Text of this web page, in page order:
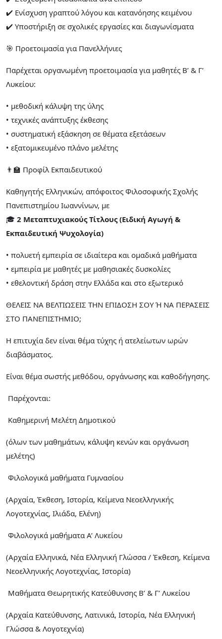
✔️ Ενίσχυση γραπτού λόγου και κατανόησης κειμένου
✔️ Υποστήριξη σε σχολικές εργασίες και διαγωνίσματα
🎯 Προετοιμασία για Πανελλήνιες
Παρέχεται οργανωμένη προετοιμασία για μαθητές Β’ & Γ’
Λυκείου:
• μεθοδική κάλυψη της ύλης
• τεχνικές ανάπτυξης έκθεσης
• συστηματική εξάσκηση σε θέματα εξετάσεων
• εξατομικευμένο πλάνο μελέτης
👨‍🏫 Προφίλ Εκπαιδευτικού
Καθηγητής Ελληνικών, απόφοιτος Φιλοσοφικής Σχολής
Πανεπιστημίου Ιωαννίνων, με
🎓 2 Μεταπτυχιακούς Τίτλους (Ειδική Αγωγή &
Εκπαιδευτική Ψυχολογία)
• πολυετή εμπειρία σε ιδιαίτερα και ομαδικά μαθήματα
• εμπειρία με μαθητές με μαθησιακές δυσκολίες
• εθελοντική δράση στην Ελλάδα και στο εξωτερικό
ΘΕΛΕΙΣ ΝΑ ΒΕΛΤΙΩΣΕΙΣ ΤΗΝ ΕΠΙΔΟΣΗ ΣΟΥ Ή ΝΑ ΠΕΡΑΣΕΙΣ
ΣΤΟ ΠΑΝΕΠΙΣΤΗΜΙΟ;
Η επιτυχία δεν είναι θέμα τύχης ή ατελείωτων ωρών
διαβάσματος.
Είναι θέμα σωστής μεθόδου, οργάνωσης και καθοδήγησης.
Παρέχονται:
Καθημερινή Μελέτη Δημοτικού
(όλων των μαθημάτων, κάλυψη κενών και οργάνωση
μελέτης)
Φιλολογικά μαθήματα Γυμνασίου
(Αρχαία, Έκθεση, Ιστορία, Κείμενα Νεοελληνικής
Λογοτεχνίας, Ιλιάδα, Ελένη)
Φιλολογικά μαθήματα Α’ Λυκείου
(Αρχαία Ελληνικά, Νέα Ελληνική Γλώσσα / Έκθεση, Κείμενα
Νεοελληνικής Λογοτεχνίας, Ιστορία)
Μαθήματα Θεωρητικής Κατεύθυνσης Β’ & Γ’ Λυκείου
(Αρχαία Κατεύθυνσης, Λατινικά, Ιστορία, Νέα Ελληνική
Γλώσσα & Λογοτεχνία)